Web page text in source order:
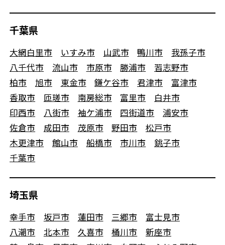
千葉県
大網白里市 いすみ市 山武市 鴨川市
我孫子市
八千代市
流山市 市原市 勝浦市
習志野市
柏市
旭市 東金市 鎌ケ谷市 君津市
富津市
香取市
匝瑳市 南房総市 富里市
白井市
印西市
八街市 袖ケ浦市 四街道市
浦安市
佐倉市
成田市 茂原市 野田市
松戸市
木更津市
館山市 船橋市 市川市
銚子市
千葉市
埼玉県
幸手市 坂戸市 蓮田市 三郷市
富士見市
八潮市
北本市 久喜市 桶川市
新座市